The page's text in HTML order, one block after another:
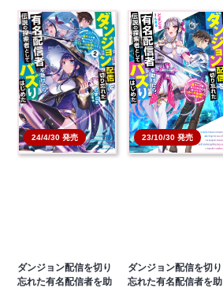
24/4/30 発売
ダンジョン配信を切り
忘れた有名配信者を助
23/10/30 発売
ダンジョン配信を切り
忘れた有名配信者を助